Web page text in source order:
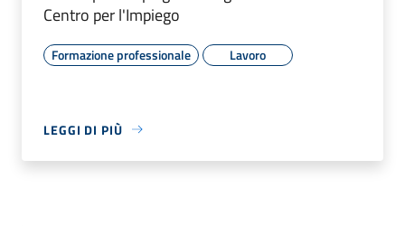
Centro per l'Impiego
Formazione professionale Lavoro
LEGGI DI PIÙ